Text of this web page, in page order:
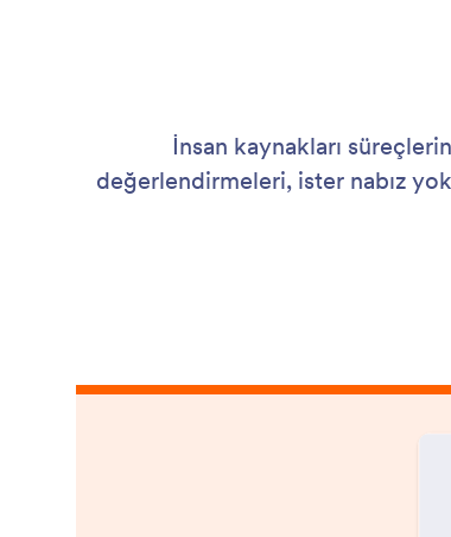
İnsan kaynakları
değerlendirmeleri, ister nabız